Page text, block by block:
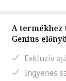
A termékhez
Genius
Exkluzív
Ingyenes